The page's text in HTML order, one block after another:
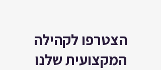
הצטרפו לקהילה
המקצועית שלנו